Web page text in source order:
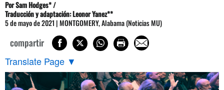
Por Sam Hodges* /
Traducción y adaptación: Leonor Yanez**
5 de mayo de 2021 | MONTGOMERY, Alabama (Noticias MU)
compartir
Translate Page ▼